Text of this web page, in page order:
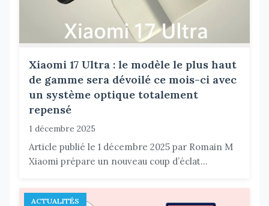
Xiaomi 17 Ultra : le modèle le plus haut
de gamme sera dévoilé ce mois-ci avec
un système optique totalement
repensé
1 décembre 2025
Article publié le 1 décembre 2025 par Romain M
Xiaomi prépare un nouveau coup d’éclat...
ACTUALITÉS